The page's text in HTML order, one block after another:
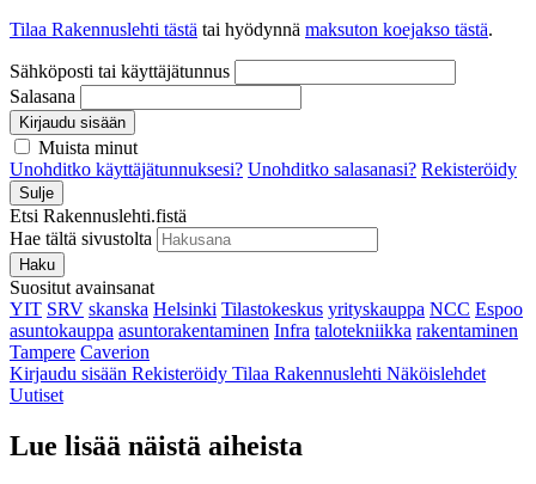
Tilaa Rakennuslehti tästä tai hyödynnä maksuton koejakso tästä.
Sähköposti tai käyttäjätunnus
Salasana
Kirjaudu sisään
Muista minut
Unohditko käyttäjätunnuksesi? Unohditko salasanasi? Rekisteröidy
Sulje
Etsi Rakennuslehti.fistä
Hae tältä sivustolta
Haku
Suositut avainsanat
YIT SRV skanska Helsinki Tilastokeskus yrityskauppa NCC Espoo
asuntokauppa asuntorakentaminen Infra talotekniikka rakentaminen
Tampere Caverion
Kirjaudu sisään Rekisteröidy Tilaa Rakennuslehti Näköislehdet
Uutiset
Lue lisää näistä aiheista